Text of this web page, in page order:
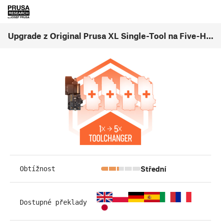
Upgrade z Original Prusa XL Single-Tool na Five-Head (1.01)
Obtížnost Střední
Dostupné překlady